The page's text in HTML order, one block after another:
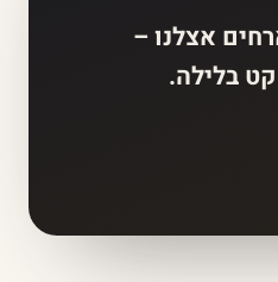
אצלנו –
בלילה.